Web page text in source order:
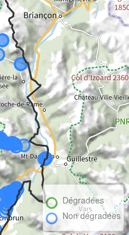
Dégradées
Non dégradées